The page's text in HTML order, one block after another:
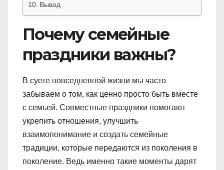
Вывод
Почему семейные
праздники важны?
В суете повседневной жизни мы часто
забываем о том, как ценно просто быть вместе
с семьей. Совместные праздники помогают
укрепить отношения, улучшить
взаимопонимание и создать семейные
традиции, которые передаются из поколения в
поколение. Ведь именно такие моменты дарят